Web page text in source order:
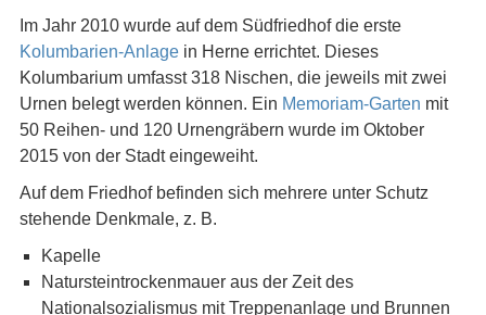
Im Jahr 2010 wurde auf dem Südfriedhof die erste
Kolumbarien-Anlagein Herne errichtet. Dieses
Kolumbarium umfasst 318 Nischen, die jeweils mit zwei
Urnen belegt werden können. Ein Memoriam-Garten mit
50 Reihen- und 120 Urnengräbern wurde im Oktober
2015 von der Stadt eingeweiht.
Auf dem Friedhof befinden sich mehrere unter Schutz
stehende Denkmale, z. B.
Kapelle
Natursteintrockenmauer aus der Zeit des
Nationalsozialismus mit Treppenanlage und Brunnen